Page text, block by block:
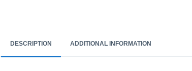
DESCRIPTION ADDITIONAL INFORMATION